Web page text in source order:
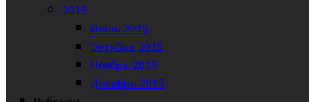
2015
Июль 2015
Октябрь 2015
Ноябрь 2015
Декабрь 2015